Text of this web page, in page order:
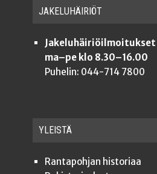
JAKE­LU­HÄI­RIÖT
Jakeluhäiriöilmoitukset
ma–pe klo 8.30–16.00
Puhelin: 044-714 7800
YLEISTÄ
Ran­ta­poh­jan historiaa